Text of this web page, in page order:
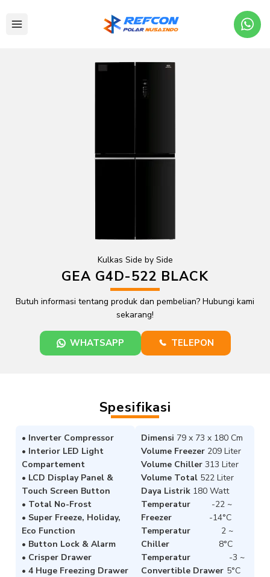
Kulkas Side by Side
GEA G4D-522 BLACK
Butuh informasi tentang produk dan pembelian? Hubungi kami
sekarang!
WHATSAPP TELEPON
Spesifikasi
• Inverter Compressor
• Interior LED Light
Compartement
• LCD Display Panel &
Touch Screen Button
• Total No-Frost
• Super Freeze, Holiday,
Eco Function
• Button Lock & Alarm
• Crisper Drawer
• 4 Huge Freezing Drawer
Dimensi 79 x 73 x 180 Cm
Volume Freezer 209 Liter
Volume Chiller 313 Liter
Volume Total 522 Liter
Daya Listrik 180 Watt
Temperatur
Freezer
-22 ~
-14°C
Temperatur
Chiller
2 ~
8°C
Temperatur
Convertible Drawer
-3 ~
5°C